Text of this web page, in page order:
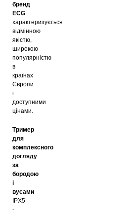
бренд
ECG
характеризується
відмінною
якістю,
широкою
популярністю
в
країнах
Європи
і
доступними
цінами.
Тример
для
комплексного
догляду
за
бородою
і
вусами
IPX5
-